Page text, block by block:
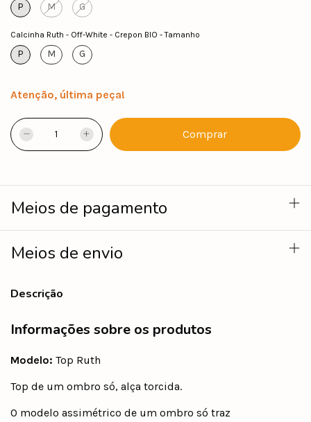
P M G
Calcinha Ruth - Off-White - Crepon BIO - Tamanho
P M G
Atenção, última peça!
Meios de pagamento
Meios de envio
Descrição
Informações sobre os produtos
Modelo: Top Ruth
Top de um ombro só, alça torcida.
O modelo assimétrico de um ombro só traz